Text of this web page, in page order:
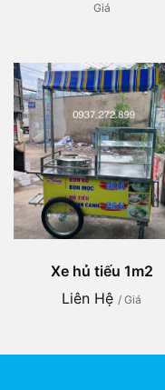
Giá
Xe hủ tiếu 1m2
Liên Hệ / Giá